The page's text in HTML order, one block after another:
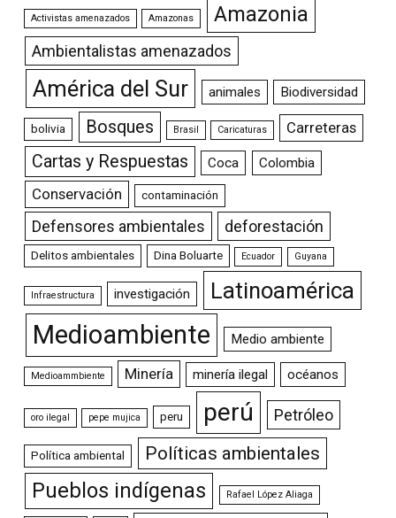
Activistas amenazados Amazonas Amazonia
Ambientalistas amenazados
América del Sur animales Biodiversidad
bolivia Bosques Brasil Caricaturas Carreteras
Cartas y Respuestas Coca Colombia
Conservación contaminación
Defensores ambientales deforestación
Delitos ambientales Dina Boluarte Ecuador Guyana
Infraestructura investigación Latinoamérica
Medioambiente Medio ambiente
Medioammbiente Minería minería ilegal océanos
oro ilegal pepe mujica peru perú Petróleo
Política ambiental Políticas ambientales
Pueblos indígenas Rafael López Aliaga